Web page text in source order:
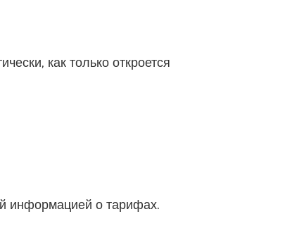
как только откроется
информацией о тарифах.